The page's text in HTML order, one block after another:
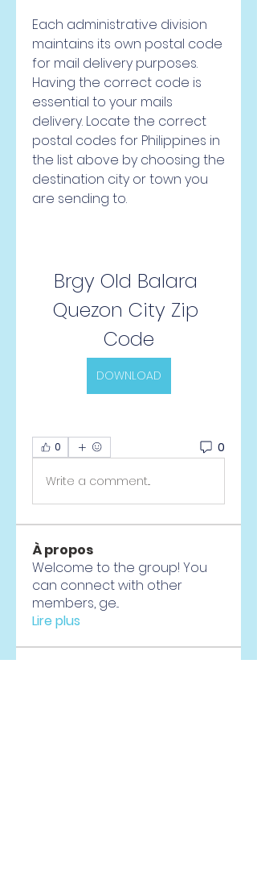
Each administrative division
maintains its own postal code
for mail delivery purposes.
Having the correct code is
essential to your mails
delivery. Locate the correct
postal codes for Philippines in
the list above by choosing the
destination city or town you
are sending to.
Brgy Old Balara
Quezon City Zip
Code
DOWNLOAD
0 0
Write a comment...
À propos
Welcome to the group! You
can connect with other
members, ge...
Lire plus